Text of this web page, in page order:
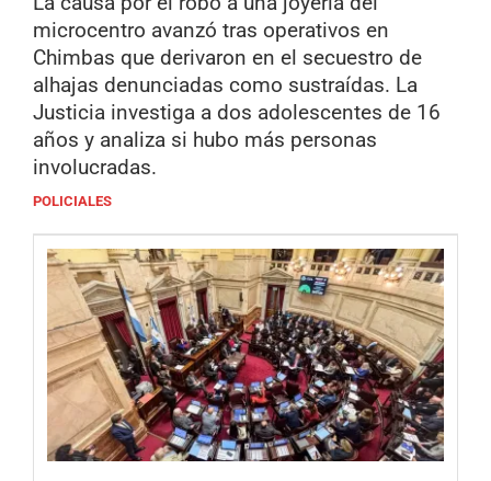
microcentro avanzó tras operativos en
Chimbas que derivaron en el secuestro de
alhajas denunciadas como sustraídas. La
Justicia investiga a dos adolescentes de 16
años y analiza si hubo más personas
involucradas.
POLICIALES